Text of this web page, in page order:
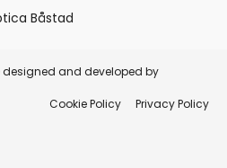
Båstad
designed and developed by
Cookie Policy
Privacy Policy